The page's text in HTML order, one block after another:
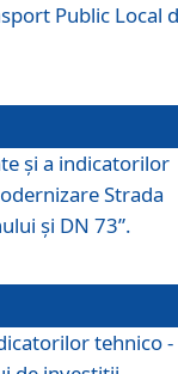
Public Local
şi a indicatorilor
Strada
și DN 73”.
tehnico -